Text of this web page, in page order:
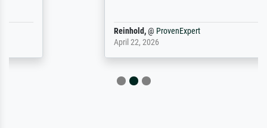
ProvenExpert